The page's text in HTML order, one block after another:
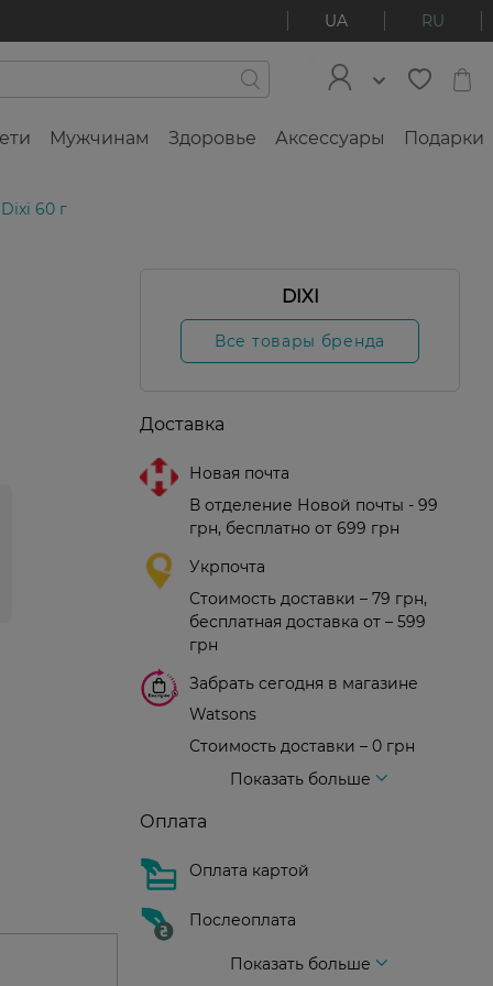
UA RU
Мужчинам Здоровье Аксессуары Подарки
60 г
DIXI
Все товары бренда
Доставка
Новая почта
В отделение Новой почты - 99
грн, бесплатно от 699 грн
Укрпочта
Стоимость доставки – 79 грн,
бесплатная доставка от – 599
грн
Забрать сегодня в магазине
Watsons
Стоимость доставки – 0 грн
Показать больше
Оплата
Оплата картой
Послеоплата
Показать больше